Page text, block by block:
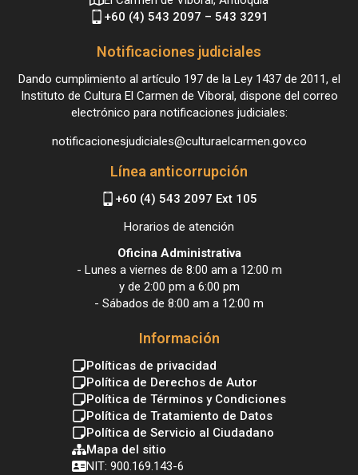
+60 (4) 543 2097 – 543 3291
Notificaciones judiciales
Dando cumplimiento al artículo 197 de la Ley 1437 de 2011, el
Instituto de Cultura El Carmen de Viboral, dispone del correo
electrónico para notificaciones judiciales:
notificacionesjudiciales@culturaelcarmen.gov.co
Línea anticorrupción
+60 (4) 543 2097 Ext 105
Horarios de atención
Oficina Administrativa
- Lunes a viernes de 8:00 am a 12:00 m
y de 2:00 pm a 6:00 pm
- Sábados de 8:00 am a 12:00 m
Información
Políticas de privacidad
Política de Derechos de Autor
Política de Términos y Condiciones
Política de Tratamiento de Datos
Política de Servicio al Ciudadano
Mapa del sitio
NIT: 900.169.143-6